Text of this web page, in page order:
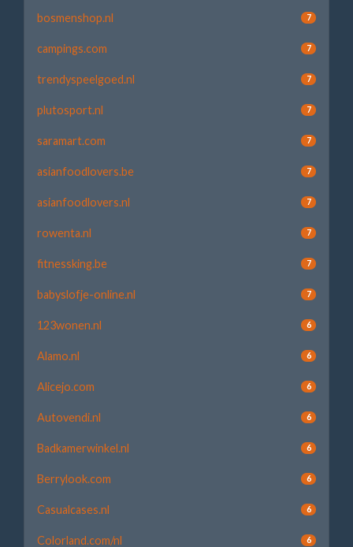
bosmenshop.nl 7
campings.com 7
trendyspeelgoed.nl 7
plutosport.nl 7
saramart.com 7
asianfoodlovers.be 7
asianfoodlovers.nl 7
rowenta.nl 7
fitnessking.be 7
babyslofje-online.nl 7
123wonen.nl 6
Alamo.nl 6
Alicejo.com 6
Autovendi.nl 6
Badkamerwinkel.nl 6
Berrylook.com 6
Casualcases.nl 6
Colorland.com/nl 6